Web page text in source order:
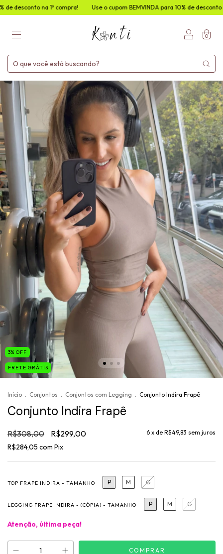
compra! Use o cupom BEMVINDA para 10% de desconto na 1ª compra!
0
3% OFF
FRETE GRÁTIS
Início . Conjuntos . Conjuntos com Legging . Conjunto Indira Frapê
Conjunto Indira Frapê
R$308,00 R$299,00 6 x de R$49,83 sem juros
R$284,05 com Pix
TOP FRAPE INDIRA - TAMANHO P M G
LEGGING FRAPE INDIRA - (CÓPIA) - TAMANHO P M G
Atenção, última peça!